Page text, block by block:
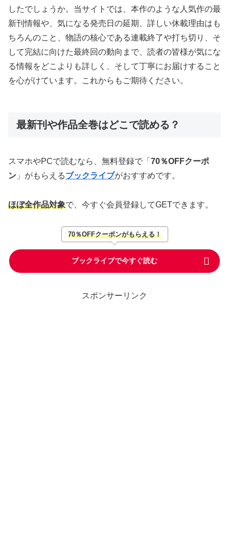
したでしょうか。当サイトでは、本作のような人気作の最
新刊情報や、気になる発売日の延期、詳しい休載理由はも
ちろんのこと、物語の核心である連載終了や打ち切り、そ
して完結に向けた最終回の動向まで、読者の皆様が気にな
る情報をどこよりも詳しく、そして丁寧にお届けすること
を心がけています。これからもご期待ください。
最新刊や作品全巻はどこで読める？
スマホやPCで読むなら、無料登録で「 70％OFFクーポ
ン 」がもらえるブックライブがおすすめです。
ほぼ全作品対象で、今すぐ会員登録してGETできます。
70％OFFクーポンがもらえる！
ブックライブで今すぐ読む
スポンサーリンク